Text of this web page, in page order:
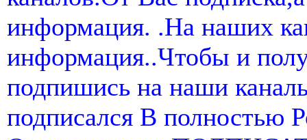
информация. .На наших
информация..Чтобы и
подпишись на наши
подписался В полностью